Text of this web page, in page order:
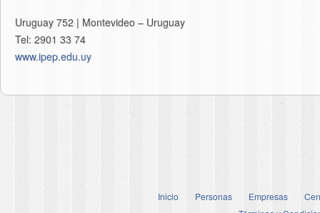
Uruguay 752 | Montevideo – Uruguay
Tel: 2901 33 74
www.ipep.edu.uy
Inicio Personas Empresas